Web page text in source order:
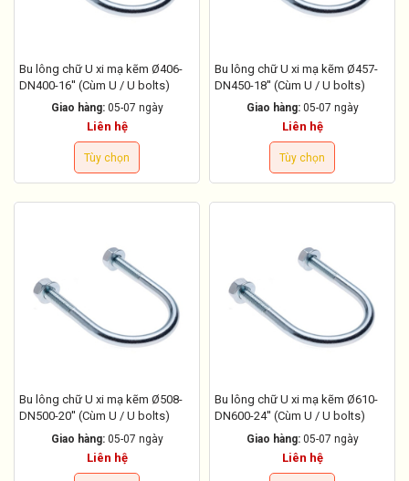
Bu lông chữ U xi mạ kẽm Ø406-
DN400-16'' (Cùm U / U bolts)
Giao hàng: 05-07 ngày
Liên hệ
Tùy chọn
Bu lông chữ U xi mạ kẽm Ø457-
DN450-18'' (Cùm U / U bolts)
Giao hàng: 05-07 ngày
Liên hệ
Tùy chọn
Bu lông chữ U xi mạ kẽm Ø508-
DN500-20'' (Cùm U / U bolts)
Giao hàng: 05-07 ngày
Liên hệ
Bu lông chữ U xi mạ kẽm Ø610-
DN600-24'' (Cùm U / U bolts)
Giao hàng: 05-07 ngày
Liên hệ